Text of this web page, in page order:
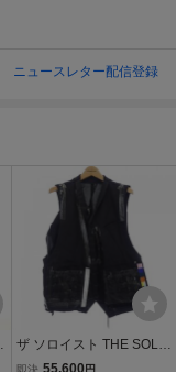
ニュースレター配信登録
ザ ソロイスト THE SOLOI
ST sj.0003SS22 ベスト
即決 円